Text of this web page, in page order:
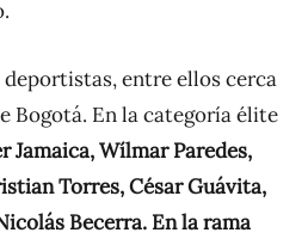
entre ellos cerca
Bogotá. En la categoría élite
Jamaica, Wílmar Paredes,
Torres, César Guávita,
Becerra. En la rama